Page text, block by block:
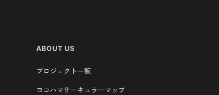
ABOUT US
プロジェクト一覧
ヨコハマサーキュラーマップ